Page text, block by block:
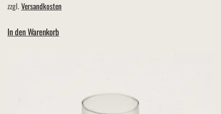
zzgl.Versandkosten
In den Warenkorb